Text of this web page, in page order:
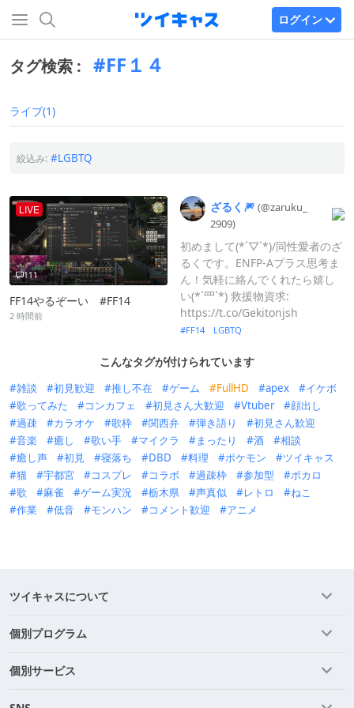
ログイン
タグ検索 : FF１４
ライブ(1)
絞込み: LGBTQ
LIVE
111
FF14やるぞーい #FF14
2 時間前
ざるく🎆 (@zaruku_
2909)
初めまして(*´▽`*)/同性愛者のざ
るくです。ENFP-Aプラス思考ま
ん！気軽に絡んでくれたら嬉し
い(*´罒`*) 救援物資求:
https://t.co/Gekitonjsh
FF14 LGBTQ
こんなタグが付けられています
雑談 初見歓迎 推し不在 ゲーム FullHD apex
イケボ
歌ってみた
コンカフェ 初見さん大歓迎 Vtuber
顔出し
過疎
カラオケ 歌枠 関西弁 弾き語り
初見さん歓迎
音楽
癒し 歌い手 マイクラ まったり 酒
相談
癒し声
初見 寝落ち DBD 料理 ポケモン
ツイキャス
猫
宇都宮 コスプレ コラボ 過疎枠 参加型
ボカロ
歌
麻雀 ゲーム実況 栃木県 声真似 レトロ
ねこ
作業
低音 モンハン コメント歓迎 アニメ
ツイキャスについて
個別プログラム
個別サービス